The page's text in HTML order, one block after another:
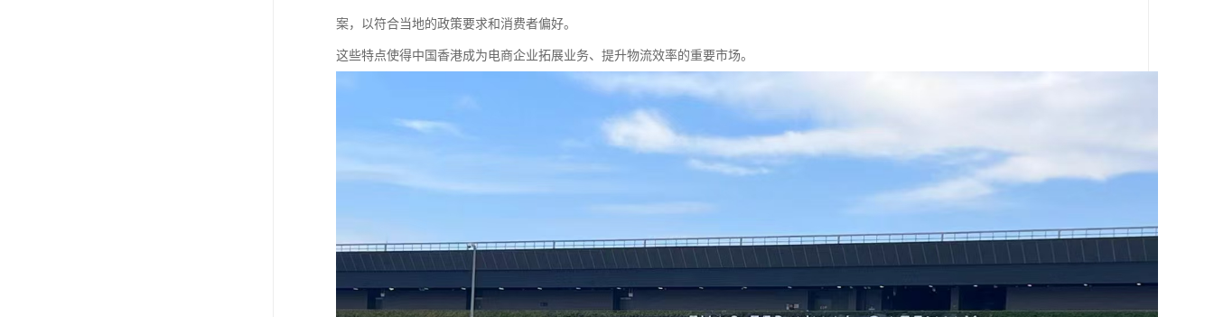
案，以符合当地的政策要求和消费者偏好。
这些特点使得中国香港成为电商企业拓展业务、提升物流效率的重要市场。